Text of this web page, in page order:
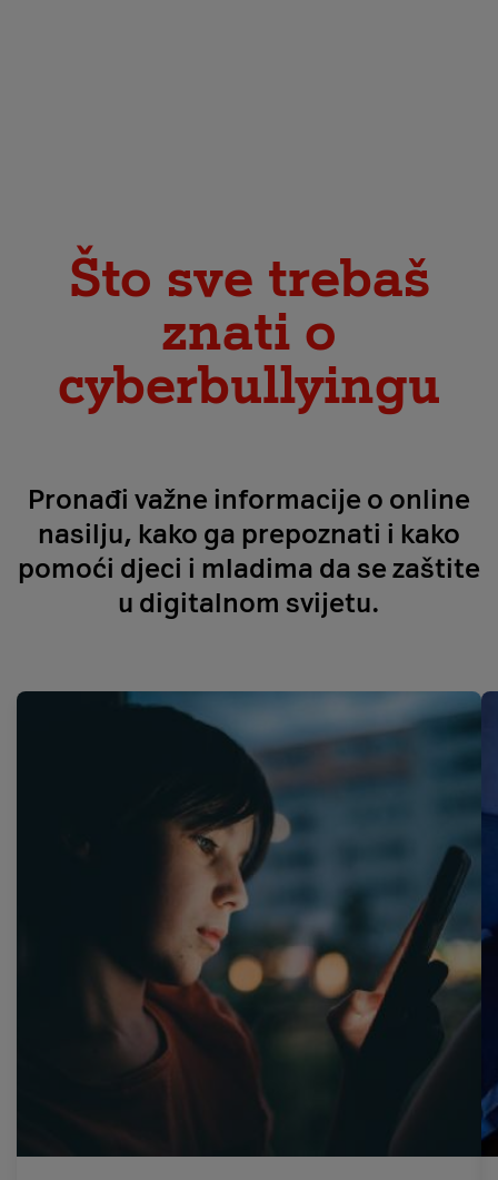
Što sve trebaš
znati o
cyberbullyingu
Pronađi važne informacije o online
nasilju, kako ga prepoznati i kako
pomoći djeci i mladima da se zaštite
u digitalnom svijetu.